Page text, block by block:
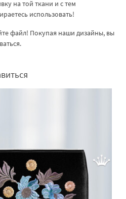
на той ткани и с тем
использовать!
файл! Покупая наши дизайны, вы